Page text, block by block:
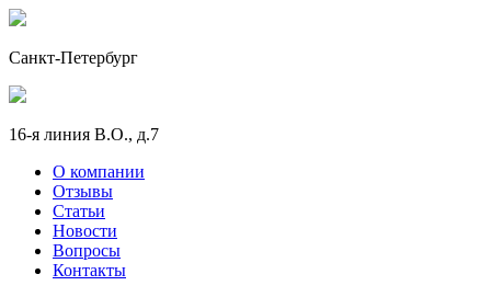
Санкт-Петербург
16-я линия В.О., д.7
О компании
Отзывы
Статьи
Новости
Вопросы
Контакты